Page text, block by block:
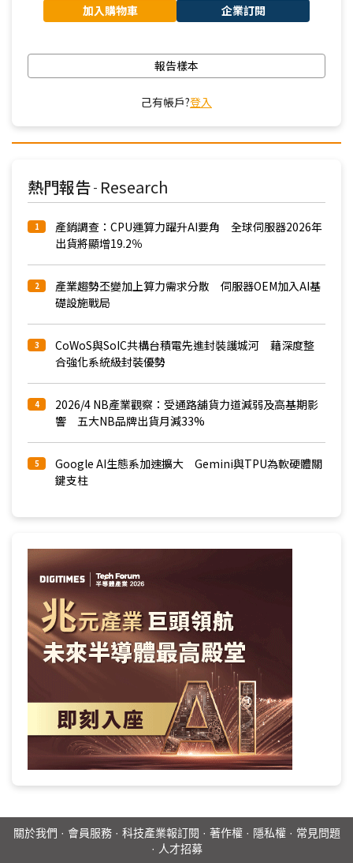
加入購物車 企業訂閱
報告樣本
己有帳戶?登入
熱門報告 - Research
1
產銷調查：CPU運算力躍升AI要角 全球伺服器2026年
出貨將顯增19.2％
2
產業趨勢丕變加上算力需求分散 伺服器OEM加入AI基
礎設施戰局
3
CoWoS與SoIC共構台積電先進封裝護城河 藉深度整
合強化系統級封裝優勢
4
2026/4 NB產業觀察：受通路舖貨力道減弱及高基期影
響 五大NB品牌出貨月減33%
5
Google AI生態系加速擴大 Gemini與TPU為軟硬體關
鍵支柱
關於我們 · 會員服務· 科技產業報訂閱 · 著作權· 隱私權· 常見問題
· 人才招募